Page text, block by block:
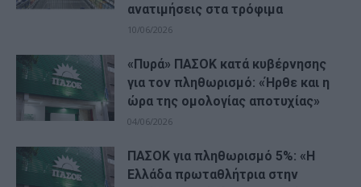
ανατιμήσεις στα τρόφιμα
10/06/2026
«Πυρά» ΠΑΣΟΚ κατά κυβέρνησης
για τον πληθωρισμό: «Ήρθε και η
ώρα της ομολογίας αποτυχίας»
04/06/2026
ΠΑΣΟΚ για πληθωρισμό 5%: «Η
Ελλάδα πρωταθλήτρια στην